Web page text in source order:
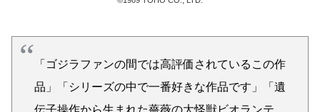
「ゴジラファンの間では高評価されているこの作
品」「シリーズの中で一番好きな作品です」「遺
伝子操作から生まれた薔薇の大怪獣ビオランテ…